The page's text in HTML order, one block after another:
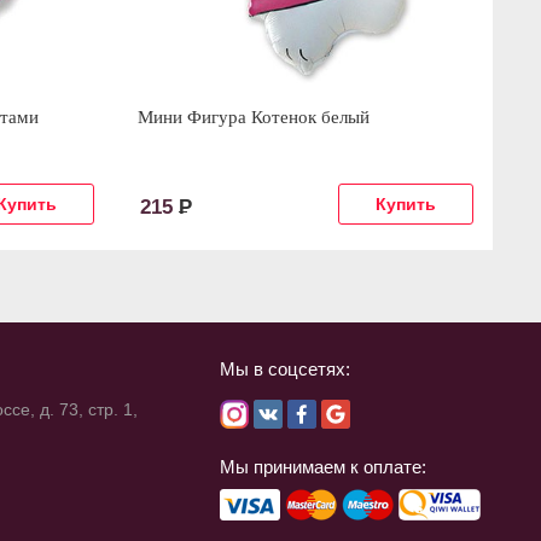
Мини Фигура Котенок белый
215 Р
д. 73, стр. 1,
Мы в соцсетях:
Мы принимаем к оплате: